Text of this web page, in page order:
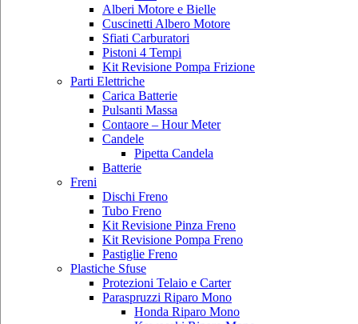
Alberi Motore e Bielle
Cuscinetti Albero Motore
Sfiati Carburatori
Pistoni 4 Tempi
Kit Revisione Pompa Frizione
Parti Elettriche
Carica Batterie
Pulsanti Massa
Contaore – Hour Meter
Candele
Pipetta Candela
Batterie
Freni
Dischi Freno
Tubo Freno
Kit Revisione Pinza Freno
Kit Revisione Pompa Freno
Pastiglie Freno
Plastiche Sfuse
Protezioni Telaio e Carter
Paraspruzzi Riparo Mono
Honda Riparo Mono